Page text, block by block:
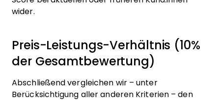
wider.
Preis-Leistungs-Verhältnis (10%
der Gesamtbewertung)
Abschließend vergleichen wir – unter
Berücksichtigung aller anderen Kriterien – den